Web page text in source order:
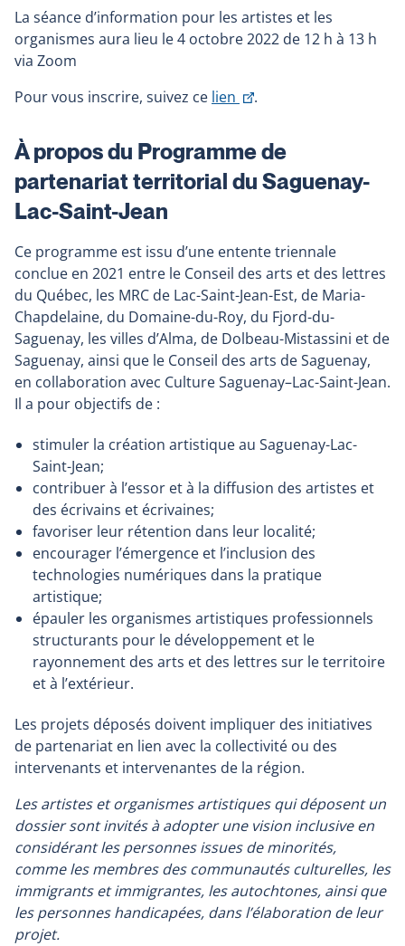
La séance d’information pour les artistes et les
organismes aura lieu le 4 octobre 2022 de 12 h à 13 h
via Zoom
Pour vous inscrire, suivez ce lien
This
will
open
in
window
.
À propos du Programme de
partenariat territorial du Saguenay-
Lac-Saint-Jean
Ce programme est issu d’une entente triennale
conclue en 2021 entre le Conseil des arts et des lettres
du Québec, les MRC de Lac-Saint-Jean-Est, de Maria-
Chapdelaine, du Domaine-du-Roy, du Fjord-du-
Saguenay, les villes d’Alma, de Dolbeau-Mistassini et de
Saguenay, ainsi que le Conseil des arts de Saguenay,
en collaboration avec Culture Saguenay–Lac-Saint-Jean.
Il a pour objectifs de :
stimuler la création artistique au Saguenay-Lac-
Saint-Jean;
contribuer à l’essor et à la diffusion des artistes et
des écrivains et écrivaines;
favoriser leur rétention dans leur localité;
encourager l’émergence et l’inclusion des
technologies numériques dans la pratique
artistique;
épauler les organismes artistiques professionnels
structurants pour le développement et le
rayonnement des arts et des lettres sur le territoire
et à l’extérieur.
Les projets déposés doivent impliquer des initiatives
de partenariat en lien avec la collectivité ou des
intervenants et intervenantes de la région.
Les artistes et organismes artistiques qui déposent un
dossier sont invités à adopter une vision inclusive en
considérant les personnes issues de minorités,
comme les membres des communautés culturelles, les
immigrants et immigrantes, les autochtones, ainsi que
les personnes handicapées, dans l’élaboration de leur
projet.